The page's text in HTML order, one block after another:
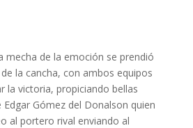
mecha de la emoción se prendió
la cancha, con ambos equipos
la victoria, propiciando bellas
Gómez del Donalson quien
al portero rival enviando al